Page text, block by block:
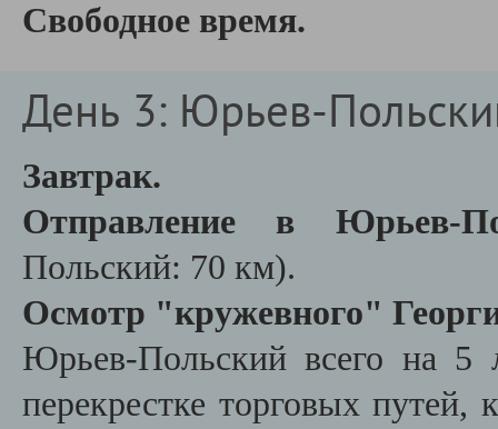
Свободное время.
День 3: Юрьев-
Завтрак.
Отправление в Юрьев-
Польский: 70 км).
Осмотр "кружевного"
Юрьев-Польский всего на
перекрестке торговых